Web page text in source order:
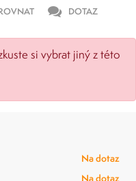
DOTAZ
si vybrat jiný z této
Na dotaz
Na dotaz